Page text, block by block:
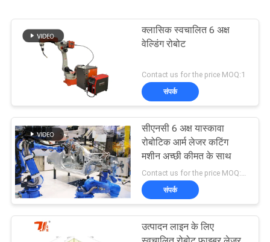
क्लासिक स्वचालित 6 अक्ष
वेल्डिंग रोबोट
Contact us for the price MOQ:1
संपर्क
सीएनसी 6 अक्ष यास्कावा
रोबोटिक आर्म लेजर कटिंग
मशीन अच्छी कीमत के साथ
संपर्क
उत्पादन लाइन के लिए